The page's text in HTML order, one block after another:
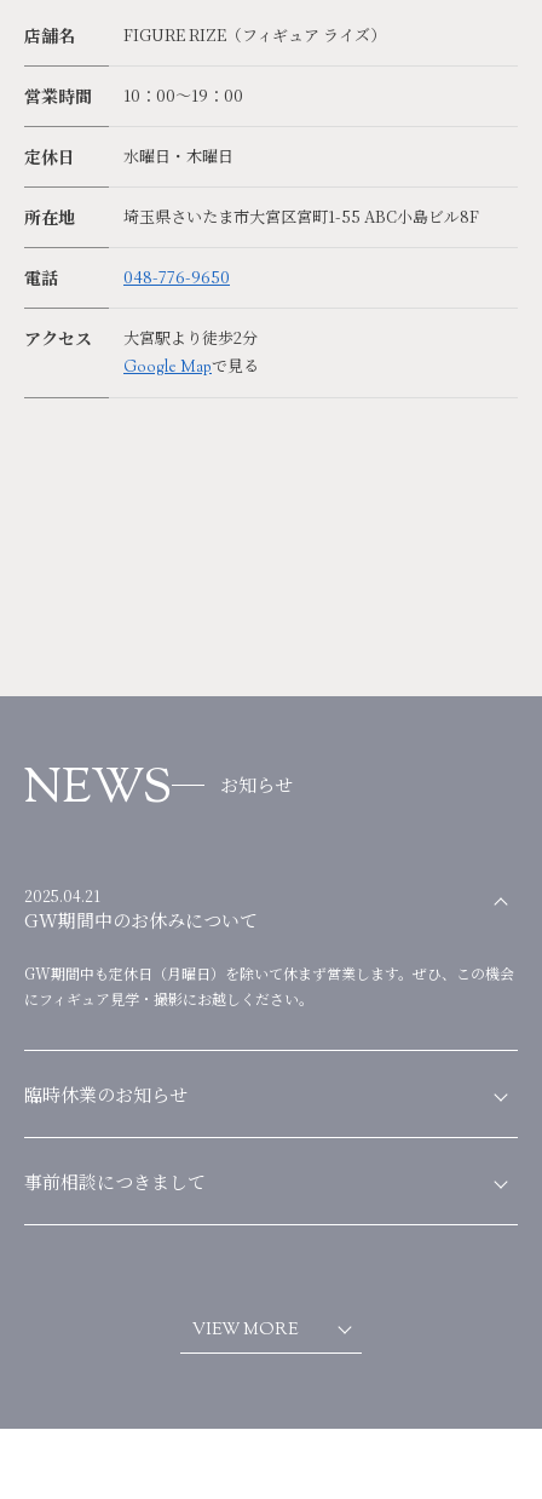
店舗名 FIGURE RIZE（フィギュア ライズ）
営業時間 10：00～19：00
定休日 水曜日・木曜日
所在地 埼玉県さいたま市大宮区宮町1-55 ABC小島ビル8F
電話 048-776-9650
アクセス 大宮駅より徒歩2分
Google Mapで見る
NEWS お知らせ
2025.04.21
GW期間中のお休みについて
GW期間中も定休日（月曜日）を除いて休まず営業します。ぜひ、この機会
にフィギュア見学・撮影にお越しください。
臨時休業のお知らせ
しれませんので臨時休業とさせていただきます。何卒、宜しくお願い申し上
げます。
事前相談につきまして
さい。過度な営業をしない優しいスタッフで心よりお待ちしております。
VIEW MORE